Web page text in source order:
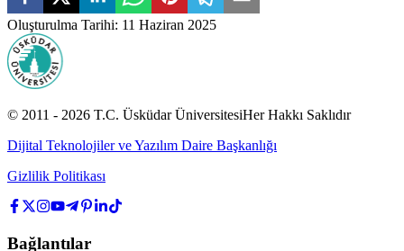
Oluşturulma Tarihi: 11 Haziran 2025
© 2011 - 2026 T.C. Üsküdar ÜniversitesiHer Hakkı Saklıdır
Dijital Teknolojiler ve Yazılım Daire Başkanlığı
Gizlilik Politikası
Bağlantılar